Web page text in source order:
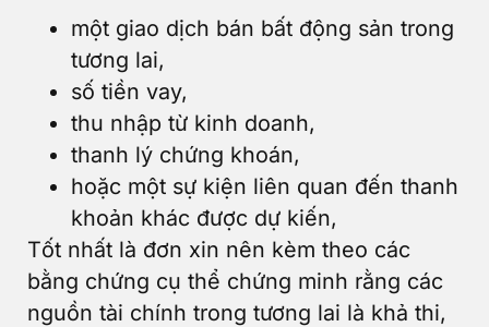
một giao dịch bán bất động sản trong
tương lai,
số tiền vay,
thu nhập từ kinh doanh,
thanh lý chứng khoán,
hoặc một sự kiện liên quan đến thanh
khoản khác được dự kiến,
Tốt nhất là đơn xin nên kèm theo các
bằng chứng cụ thể chứng minh rằng các
nguồn tài chính trong tương lai là khả thi,